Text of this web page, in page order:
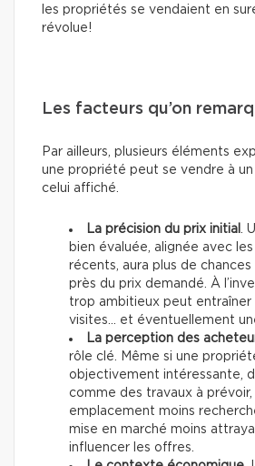
les propriétés se vendaient en
révolue!
Les facteurs qu’on
Par ailleurs, plusieurs éléments
une propriété peut se vendre à
celui affiché.
La précision du prix initial .
bien évaluée, alignée avec
récents, aura plus de
près du prix demandé. À
trop ambitieux peut entraîner
visites… et éventuellement
La perception des
rôle clé. Même si une
objectivement intéressante,
comme des travaux à prévoir,
emplacement moins
mise en marché moins
influencer les offres.